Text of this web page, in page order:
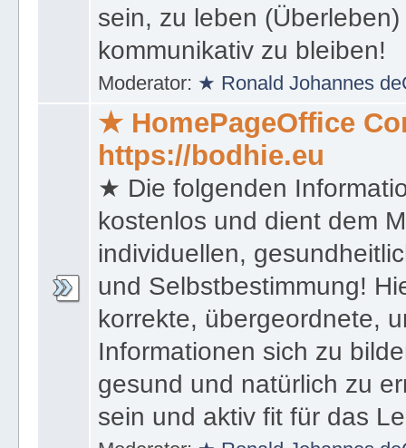
sein, zu leben
kommunikativ zu bleiben!
Moderator: ★ Ronald Johannes
★ HomePageOffice
https://bodhie.eu
★ Die folgenden
kostenlos und dient dem
individuellen,
und Selbstbestimmung!
korrekte, übergeordnete,
Informationen sich zu
gesund und natürlich zu
sein und aktiv fit für das